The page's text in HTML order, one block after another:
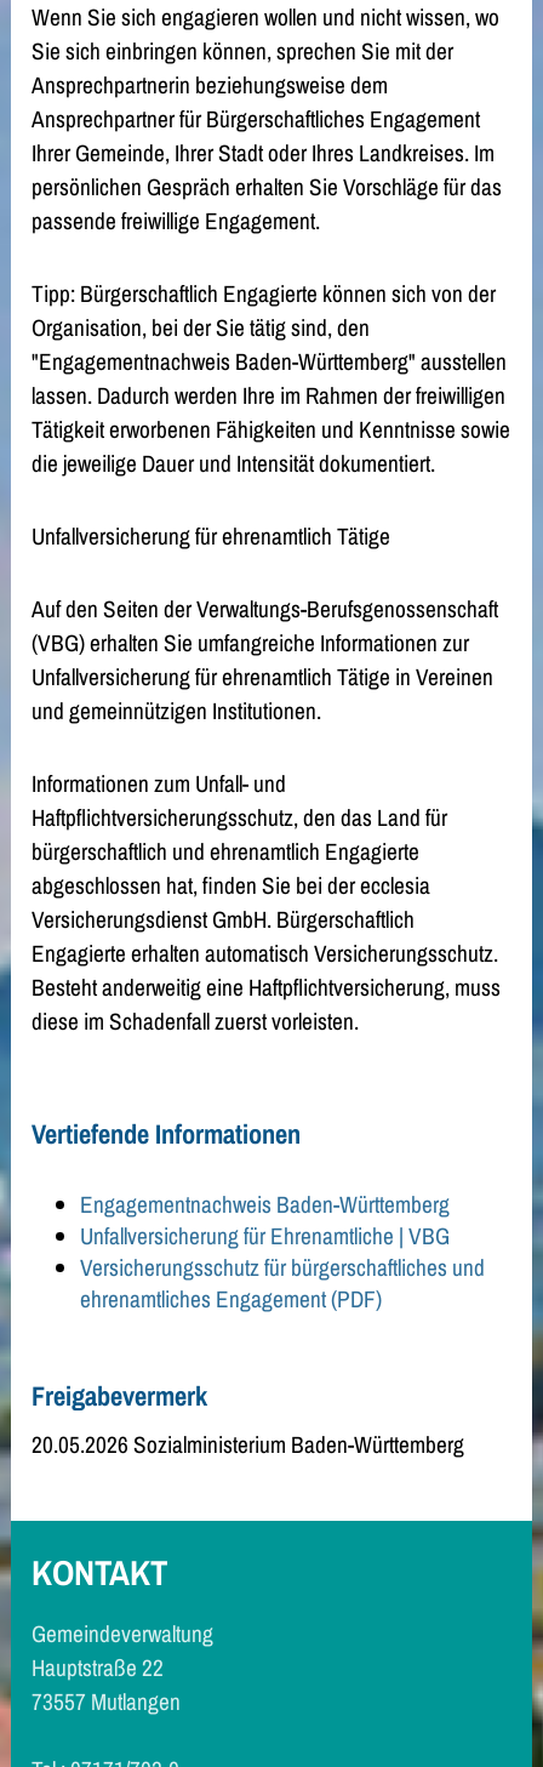
Wenn Sie sich engagieren wollen und nicht wissen, wo
Sie sich einbringen können, sprechen Sie mit der
Ansprechpartnerin beziehungsweise dem
Ansprechpartner für Bürgerschaftliches Engagement
Ihrer Gemeinde, Ihrer Stadt oder Ihres Landkreises. Im
persönlichen Gespräch erhalten Sie Vorschläge für das
passende freiwillige Engagement.
Tipp: Bürgerschaftlich Engagierte können sich von der
Organisation, bei der Sie tätig sind, den
"Engagementnachweis Baden-Württemberg" ausstellen
lassen. Dadurch werden Ihre im Rahmen der freiwilligen
Tätigkeit erworbenen Fähigkeiten und Kenntnisse sowie
die jeweilige Dauer und Intensität dokumentiert.
Unfallversicherung für ehrenamtlich Tätige
Auf den Seiten der Verwaltungs-Berufsgenossenschaft
(VBG) erhalten Sie umfangreiche Informationen zur
Unfallversicherung für ehrenamtlich Tätige in Vereinen
und gemeinnützigen Institutionen.
Informationen zum Unfall- und
Haftpflichtversicherungsschutz, den das Land für
bürgerschaftlich und ehrenamtlich Engagierte
abgeschlossen hat, finden Sie bei der ecclesia
Versicherungsdienst GmbH. Bürgerschaftlich
Engagierte erhalten automatisch Versicherungsschutz.
Besteht anderweitig eine Haftpflichtversicherung, muss
diese im Schadenfall zuerst vorleisten.
Vertiefende Informationen
Engagementnachweis Baden-Württemberg
Unfallversicherung für Ehrenamtliche | VBG
Versicherungsschutz für bürgerschaftliches und
ehrenamtliches Engagement (PDF)
Freigabevermerk
20.05.2026 Sozialministerium Baden-Württemberg
KONTAKT
Gemeindeverwaltung
Hauptstraße 22
73557 Mutlangen